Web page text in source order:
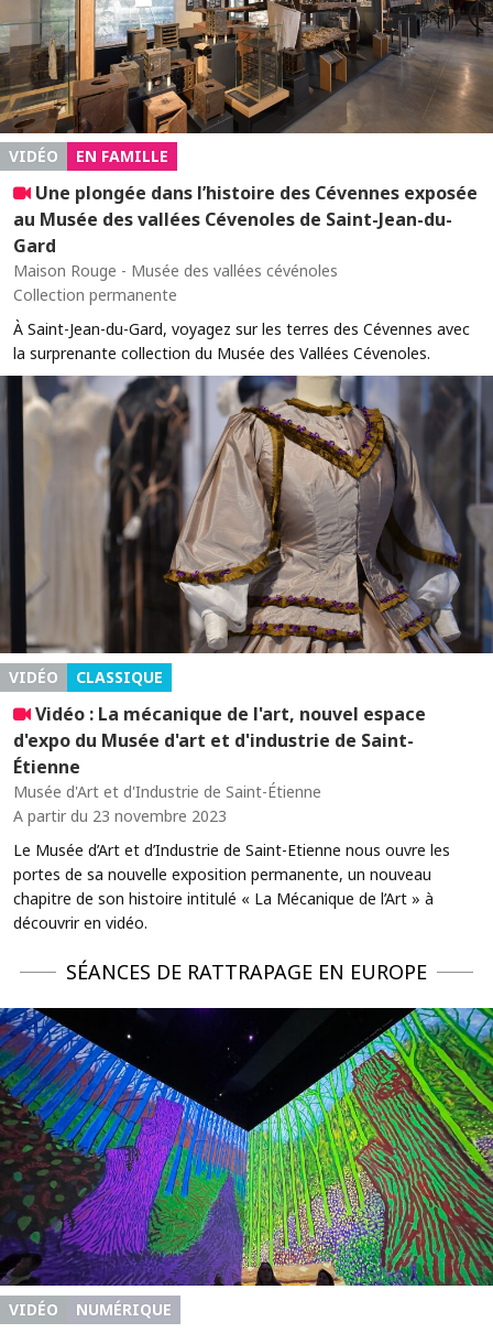
VIDÉO EN FAMILLE
Une plongée dans l’histoire des Cévennes exposée
au Musée des vallées Cévenoles de Saint-Jean-du-
Gard
Maison Rouge - Musée des vallées cévénoles
Collection permanente
À Saint-Jean-du-Gard, voyagez sur les terres des Cévennes avec
la surprenante collection du Musée des Vallées Cévenoles.
VIDÉO CLASSIQUE
Vidéo : La mécanique de l'art, nouvel espace
d'expo du Musée d'art et d'industrie de Saint-
Étienne
Musée d'Art et d'Industrie de Saint-Étienne
A partir du 23 novembre 2023
Le Musée d’Art et d’Industrie de Saint-Etienne nous ouvre les
portes de sa nouvelle exposition permanente, un nouveau
chapitre de son histoire intitulé « La Mécanique de l’Art » à
découvrir en vidéo.
SÉANCES DE RATTRAPAGE EN EUROPE
VIDÉO NUMÉRIQUE